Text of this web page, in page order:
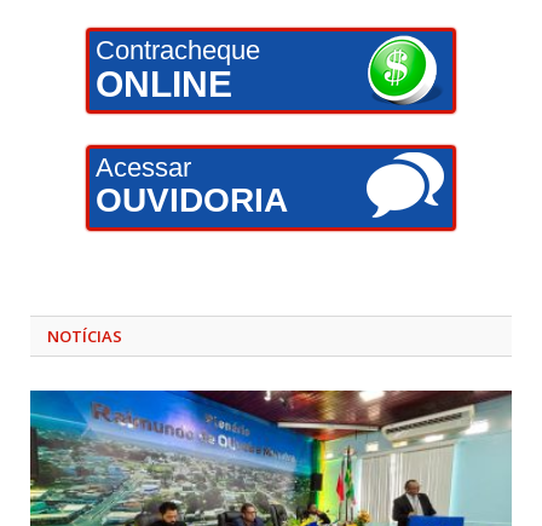
Contracheque
ONLINE
Acessar
OUVIDORIA
NOTÍCIAS